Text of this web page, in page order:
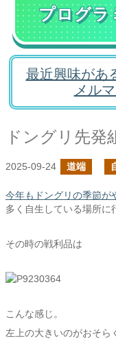
プログラ
最近興味があ
メル
ドングリ先発
2025-09-24 道端
今年もドングリの季節が
多く自生している場所に
その時の戦利品は
こんな感じ。
左上の大きいのがおそら